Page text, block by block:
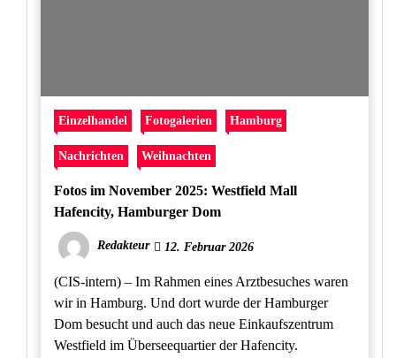
Einzelhandel Fotogalerien Hamburg
Nachrichten Weihnachten
Fotos im November 2025: Westfield Mall
Hafencity, Hamburger Dom
Redakteur 12. Februar 2026
(CIS-intern) – Im Rahmen eines Arztbesuches waren
wir in Hamburg. Und dort wurde der Hamburger
Dom besucht und auch das neue Einkaufszentrum
Westfield im Überseequartier der Hafencity.